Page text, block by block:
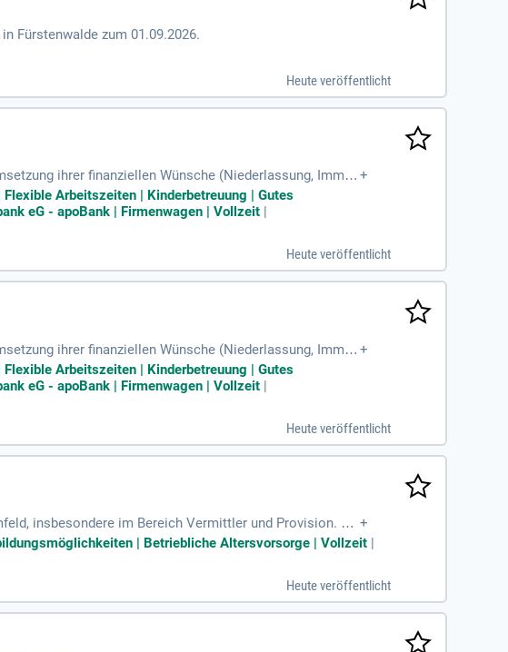
Fürstenwalde zum 01.09.2026.
Heute veröffentlicht
ihrer finanziellen Wünsche (Niederlassung, Immo
kontinuierlich aus.
+
Arbeitszeiten | Kinderbetreuung | Gutes
eG - apoBank | Firmenwagen | Vollzeit
Heute veröffentlicht
ihrer finanziellen Wünsche (Niederlassung, Immo
kontinuierlich aus.
+
Arbeitszeiten | Kinderbetreuung | Gutes
eG - apoBank | Firmenwagen | Vollzeit |
Heute veröffentlicht
insbesondere im Bereich Vermittler und Provision. Du
eingebunden. Die fachliche Betreuu
Zudem analysierst Du Daten im SAP-Modul und bereites
Studium der (Wirtschafts-)Mathematik oder (Wirt
+
| Betriebliche Altersvorsorge | Vollzeit |
Heute veröffentlicht